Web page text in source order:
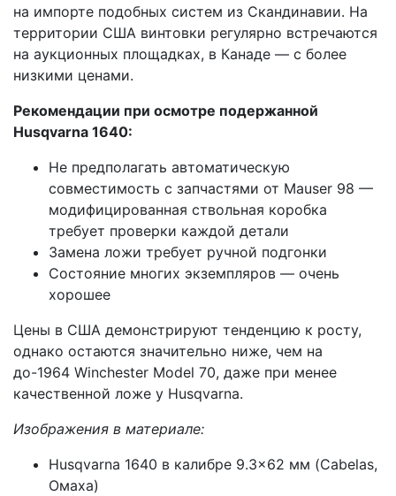
на импорте подобных систем из Скандинавии. На
территории США винтовки регулярно встречаются
на аукционных площадках, в Канаде — с более
низкими ценами.
Рекомендации при осмотре подержанной
Husqvarna 1640:
Не предполагать автоматическую
совместимость с запчастями от Mauser 98 —
модифицированная ствольная коробка
требует проверки каждой детали
Замена ложи требует ручной подгонки
Состояние многих экземпляров — очень
хорошее
Цены в США демонстрируют тенденцию к росту,
однако остаются значительно ниже, чем на
до-1964 Winchester Model 70, даже при менее
качественной ложе у Husqvarna.
Изображения в материале:
Husqvarna 1640 в калибре 9.3×62 мм (Cabelas,
Омаха)